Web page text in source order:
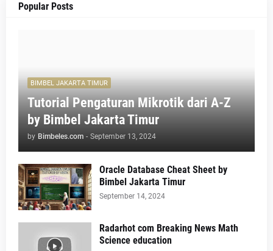
Popular Posts
BIMBEL JAKARTA TIMUR
Tutorial Pengaturan Mikrotik dari A-Z
by Bimbel Jakarta Timur
by Bimbeles.com - September 13, 2024
Oracle Database Cheat Sheet by
Bimbel Jakarta Timur
September 14, 2024
Radarhot com Breaking News Math
Science education